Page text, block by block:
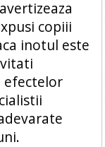
copiii
inotul este
efectelor